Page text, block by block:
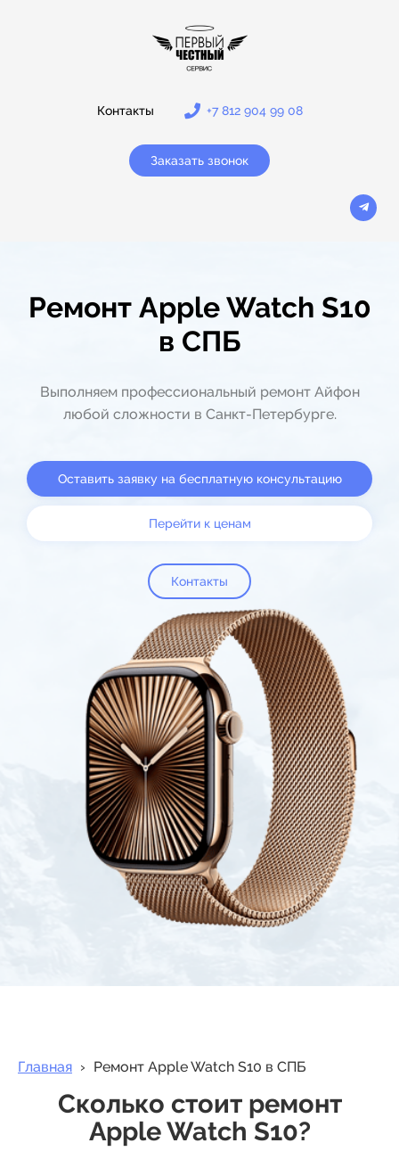
Контакты +7 812 904 99 08
Заказать звонок
Ремонт Apple Watch S10
в СПБ
Выполняем профессиональный ремонт Айфон
любой сложности в Санкт-Петербурге.
Оставить заявку на бесплатную консультацию
Перейти к ценам
Контакты
Главная › Ремонт Apple Watch S10 в СПБ
Сколько стоит ремонт
Apple Watch S10?